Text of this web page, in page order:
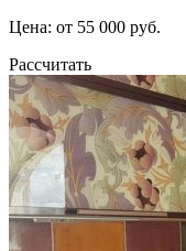
Цена: от 55 000 руб.
Рассчитать